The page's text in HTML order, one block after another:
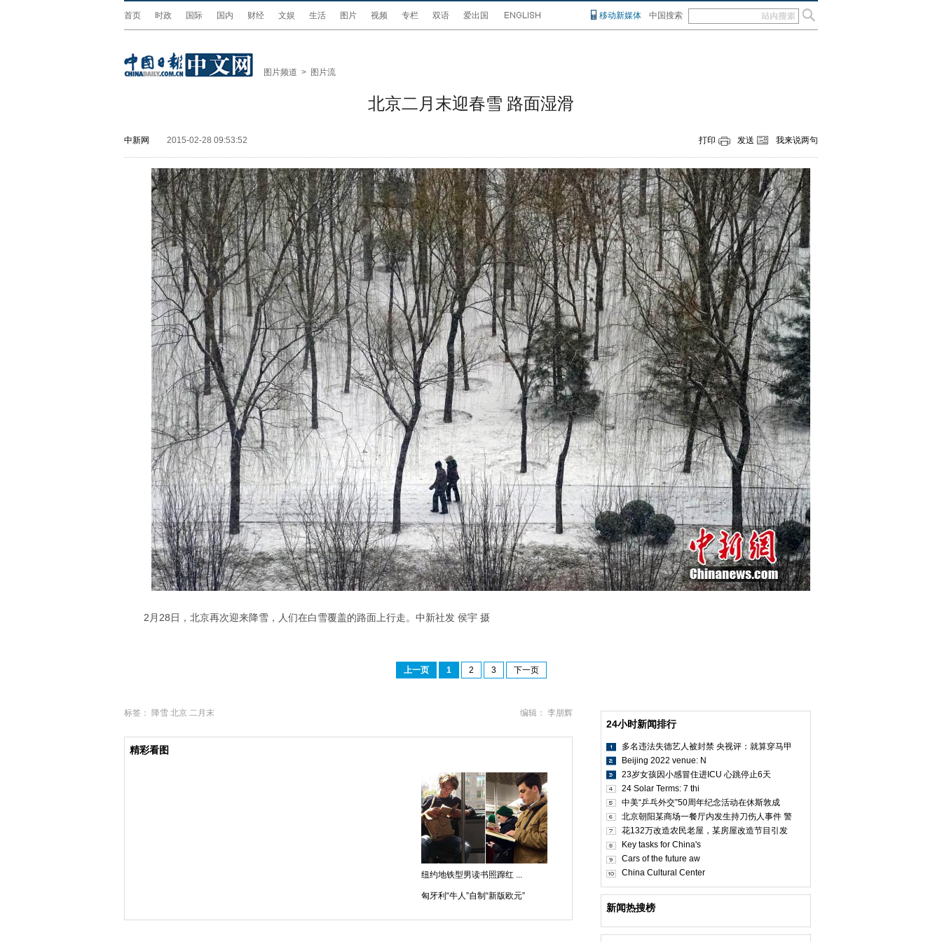
首页 时政 国际 国内 财经 文娱 生活 图片 视频 专栏 双语 爱出国 移动新媒体 中国搜索
图片频道 > 图片流
北京二月末迎春雪 路面湿滑
中新网 2015-02-28 09:53:52 打印 发送 我来说两句
2月28日，北京再次迎来降雪，人们在白雪覆盖的路面上行走。中新社发 侯宇 摄
上一页 1 2 3 下一页
编辑： 李朋辉
标签： 降雪 北京 二月末
精彩看图
纽约地铁型男读书照蹿红 ...
匈牙利“牛人”自制“新版欧元”
24小时新闻排行
多名违法失德艺人被封禁 央视评：就算穿马甲
Beijing 2022 venue: N
23岁女孩因小感冒住进ICU 心跳停止6天
24 Solar Terms: 7 thi
中美“乒乓外交”50周年纪念活动在休斯敦成
北京朝阳某商场一餐厅内发生持刀伤人事件 警
花132万改造农民老屋，某房屋改造节目引发
Key tasks for China's
Cars of the future aw
China Cultural Center
新闻热搜榜